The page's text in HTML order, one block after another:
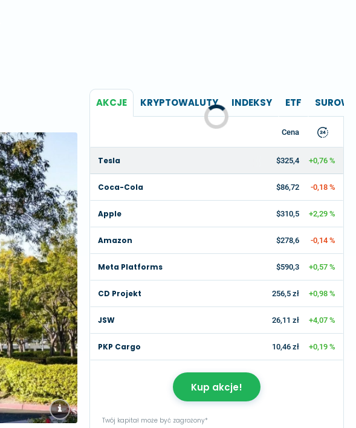
AKCJE KRYPTOWALUTY INDEKSY ETF
Cena
Tesla $325,4 +0,76 %
Coca-Cola $86,72 -0,18 %
Apple $310,5 +2,29 %
Amazon $278,6 -0,14 %
Meta Platforms $590,3 +0,57 %
CD Projekt 256,5 zł +0,98 %
JSW 26,11 zł +4,07 %
PKP Cargo 10,46 zł +0,19 %
Kup akcje!
Twój kapitał może być zagrożony*